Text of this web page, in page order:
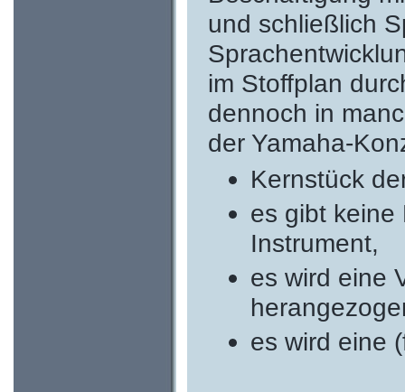
und schließlich
im Stoffplan
dennoch in
der Yamaha-
Kernstück
es gibt keine
Instrument,
es wird eine
es wird eine